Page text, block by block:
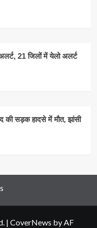
21 जिलों में येलो अलर्ट
सड़क हादसे में मौत, झांसी
| CoverNews by AF